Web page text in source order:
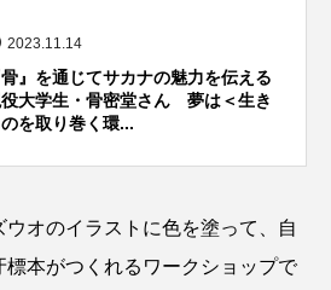
ソウギョ
ソラスズメダイ
ドプール タカエビ
ガメ タコ タコクラゲ
オ タナゴ
2023.11.14
骨』を通じてサカナの魅力を伝える
大学生・骨密堂さん 夢は＜生き
のを取り巻く環...
オのイラストに色を塗って、自
本がつくれるワークショップで